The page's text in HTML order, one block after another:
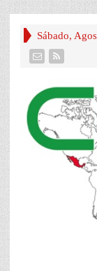
Sábado,